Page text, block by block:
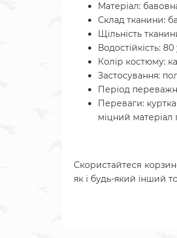
Матеріал:
Склад тканини:
Щільність
Водостійкість:
Колір костюму:
Застосування:
Період
Переваги:
міцний матеріал
Скористайтеся
як і будь-який інший